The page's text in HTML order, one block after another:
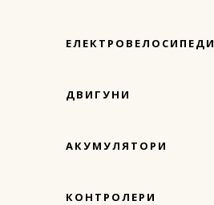
ЕЛЕКТРОВЕЛОСИПЕДИ
ДВИГУНИ
АКУМУЛЯТОРИ
КОНТРОЛЕРИ